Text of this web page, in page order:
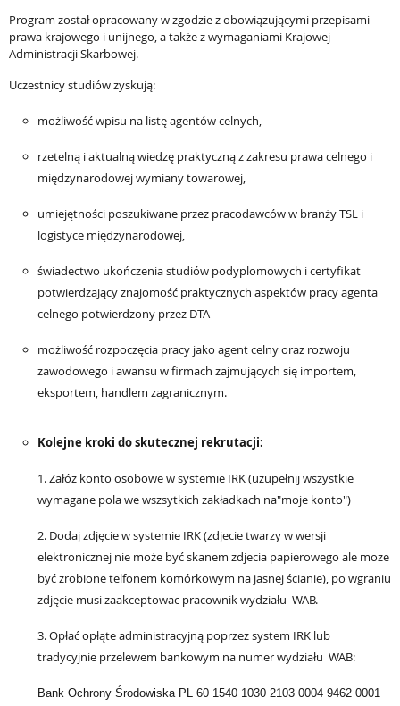
Program został opracowany w zgodzie z obowiązującymi przepisami
prawa krajowego i unijnego, a także z wymaganiami Krajowej
Administracji Skarbowej.
Uczestnicy studiów zyskują:
możliwość wpisu na listę agentów celnych,
rzetelną i aktualną wiedzę praktyczną z zakresu prawa celnego i
międzynarodowej wymiany towarowej,
umiejętności poszukiwane przez pracodawców w branży TSL i
logistyce międzynarodowej,
świadectwo ukończenia studiów podyplomowych i certyfikat
potwierdzający znajomość praktycznych aspektów pracy agenta
celnego potwierdzony przez DTA
możliwość rozpoczęcia pracy jako agent celny oraz rozwoju
zawodowego i awansu w firmach zajmujących się importem,
eksportem, handlem zagranicznym.
Kolejne kroki do skutecznej rekrutacji:
1. Załóż konto osobowe w systemie IRK (uzupełnij wszystkie
wymagane pola we wszsytkich zakładkach na"moje konto")
2. Dodaj zdjęcie w systemie IRK (zdjecie twarzy w wersji
elektronicznej nie może być skanem zdjecia papierowego ale moze
być zrobione telfonem komórkowym na jasnej ścianie), po wgraniu
zdjęcie musi zaakceptowac pracownikwydziału WAB.
3. Opłać opłąte administracyjną poprzez system IRK lub
tradycyjnie przelewem bankowym na numerwydziału WAB:
Bank Ochrony Środowiska PL 60 1540 1030 2103 0004 9462 0001